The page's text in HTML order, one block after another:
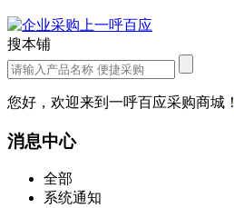
搜本铺
您好，欢迎来到一呼百应采购商城！
消息中心
全部
系统通知